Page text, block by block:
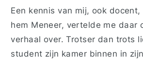
Een kennis van mij, ook
hem Meneer, vertelde me daar
verhaal over. Trotser dan trots
student zijn kamer binnen in